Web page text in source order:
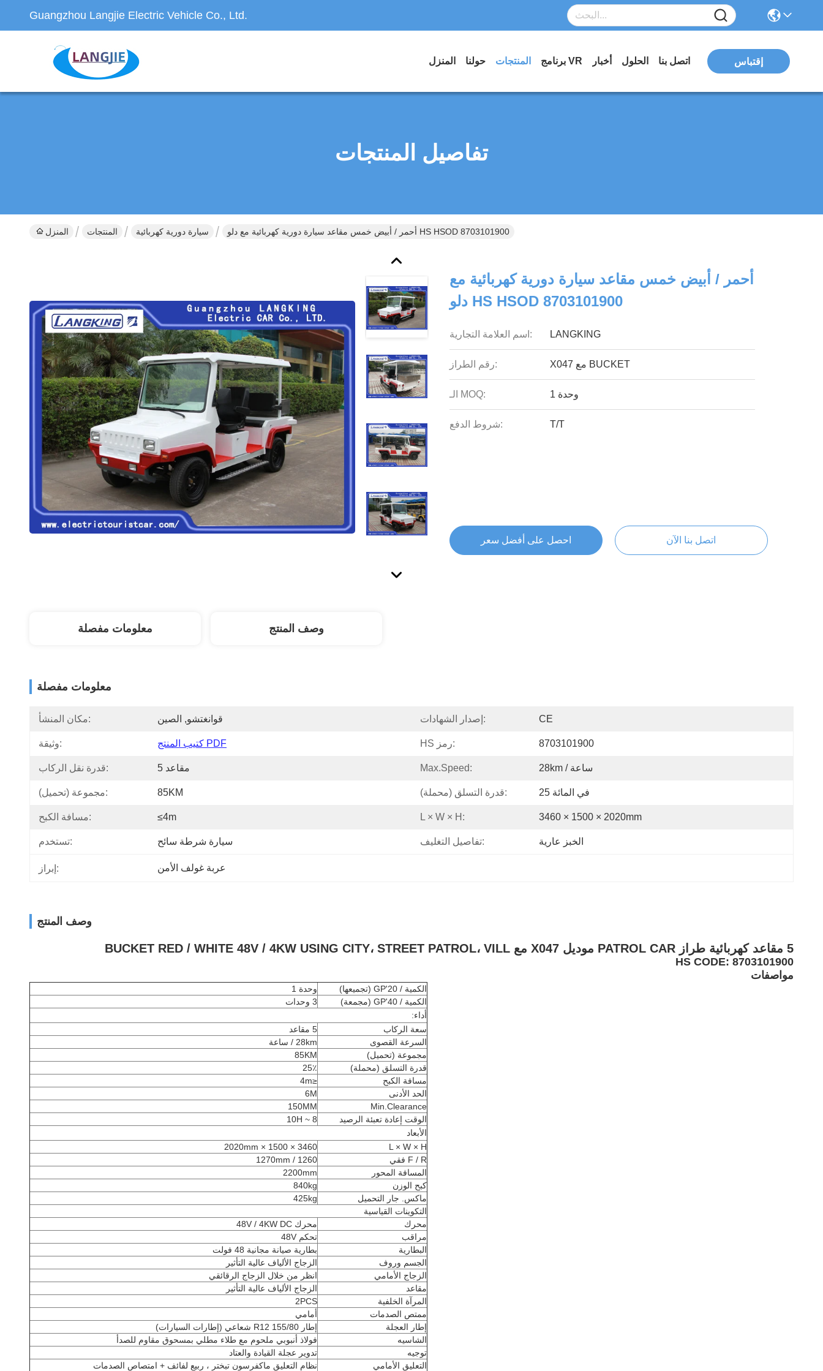
Guangzhou Langjie Electric Vehicle Co., Ltd.
المنزل حولنا المنتجات برنامج VR أخبار الحلول اتصل بنا إقتباس
تفاصيل المنتجات
المنزل المنتجات سيارة دورية كهربائية أحمر / أبيض خمس مقاعد سيارة دورية كهربائية مع دلو HS HSOD 8703101900
أحمر / أبيض خمس مقاعد سيارة دورية كهربائية مع
دلو HS HSOD 8703101900
اسم العلامة التجارية: LANGKING
رقم الطراز: X047 مع BUCKET
الـ MOQ: 1 وحدة
شروط الدفع: T/T
احصل على أفضل سعر اتصل بنا الآن
معلومات مفصلة وصف المنتج
معلومات مفصلة
مكان المنشأ: قوانغتشو, الصين إصدار الشهادات: CE
وثيقة: كتيب المنتج PDF HS رمز: 8703101900
قدرة نقل الركاب: 5 مقاعد Max.speed: 28km / ساعة
مجموعة (تحميل): 85KM قدرة التسلق (محملة): 25 في المائة
مسافة الكبح: ≤4m L × W × H: 3460 × 1500 × 2020mm
تستخدم: سيارة شرطة سائح تفاصيل التغليف: الخبز عارية
إبراز: عربة غولف الأمن
وصف المنتج
5 مقاعد كهربائية طراز PATROL CAR موديل X047 مع BUCKET RED / WHITE 48V / 4KW USING CITY، STREET PATROL، VILL
HS CODE: 8703101900
مواصفات
الكمية / 20'GP (تجميعها)
وحدة 1
الكمية / 40'GP (مجمعة)
3 وحدات
أداء:
سعة الركاب
5 مقاعد
السرعة القصوى
28km / ساعة
مجموعة (تحميل)
85KM
قدرة التسلق (محملة)
25٪
مسافة الكبح
≤4m
الحد الأدنى
6M
Min.Clearance
150MM
الوقت إعادة تعبئة الرصيد
8 ~ 10H
الأبعاد
L × W × H
3460 × 1500 × 2020mm
F / R فقي
1260 / 1270mm
المسافة المحور
2200mm
كبح الوزن
840kg
ماكس. جار التحميل
425kg
التكوينات القياسية
محرك
محرك 48V / 4KW DC
مراقب
تحكم 48V
البطارية
بطارية صيانة مجانية 48 فولت
الجسم وروف
الزجاج الألياف عالية التأثير
الزجاج الأمامي
انظر من خلال الزجاج الرقائقي
مقاعد
الزجاج الألياف عالية التأثير
المرآة الخلفية
2PCS
ممتص الصدمات
أمامي
إطار العجلة
إطار 155/80 R12 شعاعي (إطارات السيارات)
الشاسيه
فولاذ أنبوبي ملحوم مع طلاء مطلي بمسحوق مقاوم للصدأ
توجيه
تدوير عجلة القيادة والعتاد
التعليق الأمامي
نظام التعليق ماكفرسون تبختر ، ربيع لفائف + امتصاص الصدمات